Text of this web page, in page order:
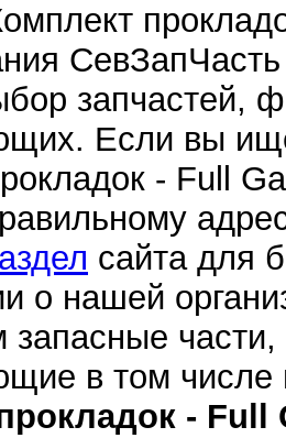
СевЗапЧасть
запчастей,
Если вы
- Full
сайта для
о нашей
запасные
в том
- Full